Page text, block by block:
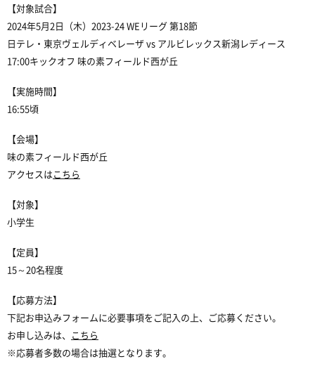
【対象試合】
2024年5月2日（木）2023-24 WEリーグ 第18節
日テレ・東京ヴェルディベレーザ vs アルビレックス新潟レディース
17:00キックオフ 味の素フィールド西が丘
【実施時間】
16:55頃
【会場】
味の素フィールド西が丘
アクセスはこちら
【対象】
小学生
【定員】
15～20名程度
【応募方法】
下記お申込みフォームに必要事項をご記入の上、ご応募ください。
お申し込みは、
こちら
※応募者多数の場合は抽選となります。